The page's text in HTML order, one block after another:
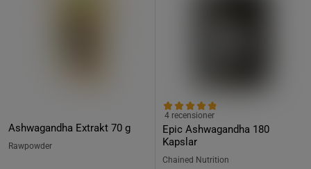
Ashwagandha Extrakt 70 g
Rawpowder
Epic Ashwagandha 180
Kapslar
4 recensioner
Chained Nutrition